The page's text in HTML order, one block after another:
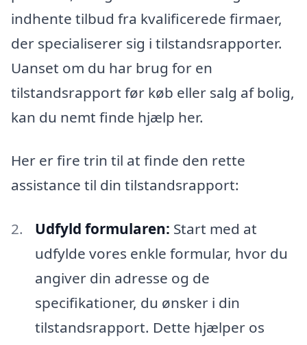
indhente tilbud fra kvalificerede firmaer,
der specialiserer sig i tilstandsrapporter.
Uanset om du har brug for en
tilstandsrapport før køb eller salg af bolig,
kan du nemt finde hjælp her.
Her er fire trin til at finde den rette
assistance til din tilstandsrapport:
Udfyld formularen: Start med at
udfylde vores enkle formular, hvor du
angiver din adresse og de
specifikationer, du ønsker i din
tilstandsrapport. Dette hjælper os